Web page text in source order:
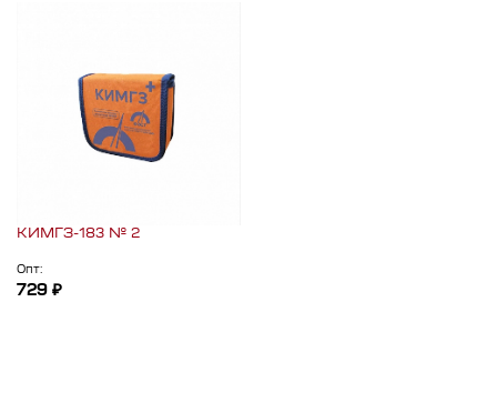
КИМГЗ-183 № 2
Опт:
729 ₽